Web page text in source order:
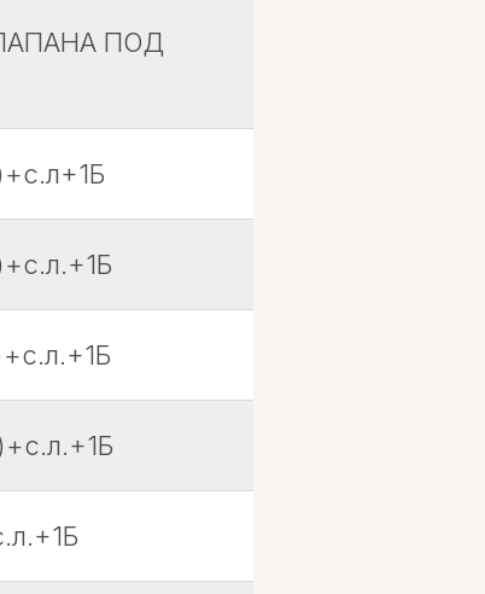
ПОД